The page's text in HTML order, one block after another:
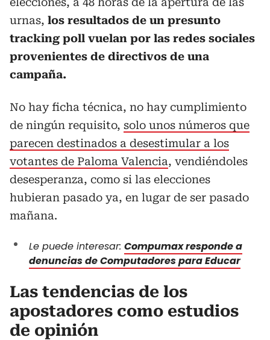
urnas, los resultados de un presunto
tracking poll vuelan por las redes sociales
provenientes de directivos de una
campaña.
No hay ficha técnica, no hay cumplimiento
de ningún requisito, solo unos números que
parecen destinados a desestimular a los
votantes de Paloma Valencia, vendiéndoles
desesperanza, como si las elecciones
hubieran pasado ya, en lugar de ser pasado
mañana.
Le puede interesar: Compumax responde a
denuncias de Computadores para Educar
Las tendencias de los
apostadores como estudios
de opinión